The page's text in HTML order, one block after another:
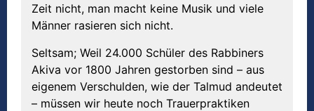
Zeit nicht, man macht keine Musik und viele
Männer rasieren sich nicht.
Seltsam; Weil 24.000 Schüler des Rabbiners
Akiva vor 1800 Jahren gestorben sind – aus
eigenem Verschulden, wie der Talmud andeutet
– müssen wir heute noch Trauerpraktiken